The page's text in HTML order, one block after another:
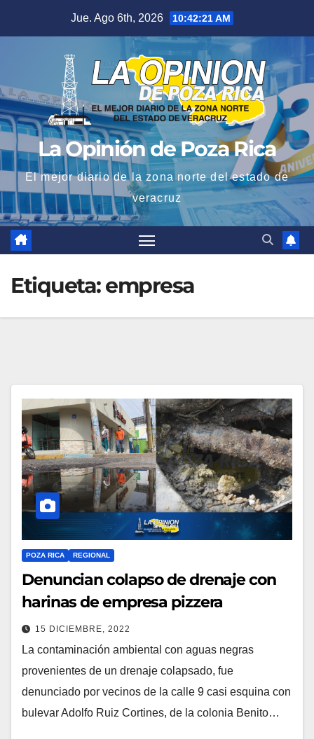
Jue. Ago 6th, 2026 10:42:22 AM
La Opinión de Poza Rica
El mejor diario de la zona norte del estado de
veracruz
Etiqueta:empresa
POZA RICA REGIONAL
Denuncian colapso de drenaje con
harinas de empresa pizzera
15 DICIEMBRE, 2022
La contaminación ambiental con aguas negras
provenientes de un drenaje colapsado, fue
denunciado por vecinos de la calle 9 casi esquina con
bulevar Adolfo Ruiz Cortines, de la colonia Benito…